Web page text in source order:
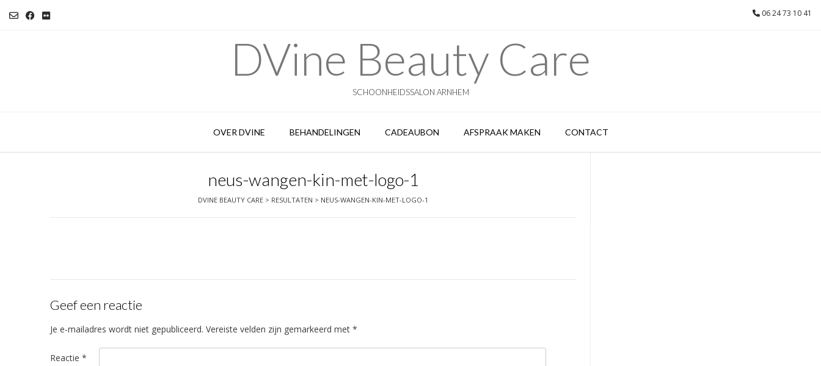
naar
06 24 73 10 41
DVine Beauty Care
SCHOONHEIDSSALON ARNHEM
OVER DVINE BEHANDELINGEN CADEAUBON AFSPRAAK MAKEN CONTACT
neus-wangen-kin-met-logo-1
DVINE BEAUTY CARE > RESULTATEN > NEUS-WANGEN-KIN-MET-LOGO-1
Geef een reactie
Je e-mailadres wordt niet gepubliceerd. Vereiste velden zijn gemarkeerd met *
Reactie *